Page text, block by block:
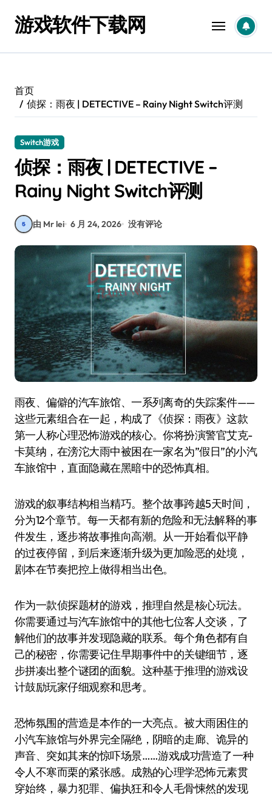
游戏软件下载网
首页
侦探：雨夜 | DETECTIVE – Rainy Night Switch评测
Switch游戏
侦探：雨夜 | DETECTIVE –
Rainy Night Switch评测
由 Mr lei 6 月 24, 2026 没有评论
雨夜、偏僻的汽车旅馆、一系列离奇的失踪案件——
这些元素组合在一起，构成了《侦探：雨夜》这款
第一人称心理恐怖游戏的核心。你将扮演警官艾克-
卡莫纳，在滂沱大雨中被困在一家名为”假日”的小汽
车旅馆中，直面隐藏在黑暗中的恐怖真相。
游戏的叙事结构相当精巧。整个故事跨越5天时间，
分为12个章节。每一天都有新的危险和无法解释的事
件发生，逐步将故事推向高潮。从一开始看似平静
的过夜停留，到后来逐渐升级为更加险恶的处境，
剧本在节奏把控上做得相当出色。
作为一款侦探题材的游戏，推理自然是核心玩法。
你需要通过与汽车旅馆中的其他七位客人交谈，了
解他们的故事并发现隐藏的联系。每个角色都有自
己的秘密，你需要记住早期事件中的关键细节，逐
步拼凑出整个谜团的面貌。这种基于推理的游戏设
计鼓励玩家仔细观察和思考。
恐怖氛围的营造是本作的一大亮点。被大雨困住的
小汽车旅馆与外界完全隔绝，阴暗的走廊、诡异的
声音、突如其来的惊吓场景……游戏成功营造了一种
令人不寒而栗的紧张感。成熟的心理学恐怖元素贯
穿始终，暴力犯罪、偏执狂和令人毛骨悚然的发现